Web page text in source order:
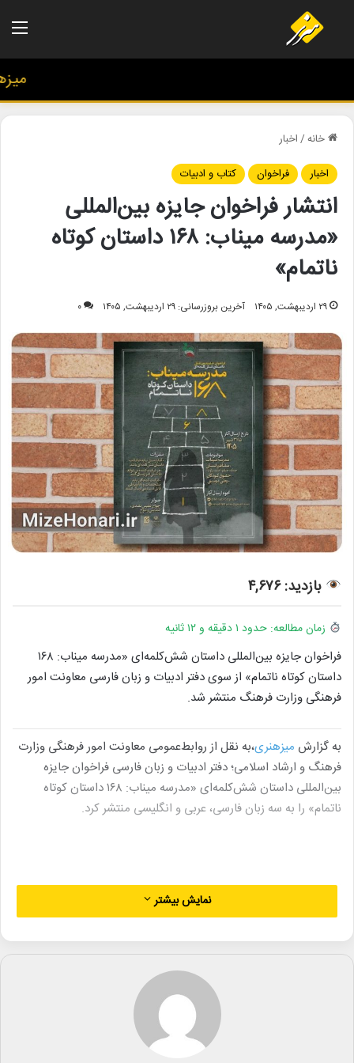
خانه/اخبار
اخبار
فراخوان کتاب و ادبیات
انتشار فراخوان جایزه بین‌المللی
«مدرسه میناب: ۱۶۸ داستان کوتاه
ناتمام»
۲۹ اردیبهشت, ۱۴۰۵ آخرین بروزرسانی: ۲۹ اردیبهشت, ۱۴۰۵ ۰
بازدید: ۴,۶۷۶
زمان مطالعه: حدود ۱ دقیقه و ۱۲ ثانیه
فراخوان جایزه بین‌المللی داستان شش‌کلمه‌ای «مدرسه میناب: ۱۶۸
داستان کوتاه ناتمام» از سوی دفتر ادبیات و زبان فارسی معاونت امور
فرهنگی وزارت فرهنگ منتشر شد.
به گزارش میزهنری،به نقل از روابط‌عمومی معاونت امور فرهنگی وزارت
فرهنگ و ارشاد اسلامی؛ دفتر ادبیات و زبان فارسی فراخوان جایزه
بین‌المللی داستان شش‌کلمه‌ای «مدرسه میناب: ۱۶۸ داستان کوتاه
ناتمام» را به سه زبان فارسی، عربی و انگلیسی منتشر کرد.
این رویداد ادبی با هدف ترویج خلاقیت در روایت‌های بسیار کوتاه و
فراهم‌کردن بستری برای بیان مفاهیم انسانی از دریچه‌ای موجز و اثرگذار
ناتمام» از نویسندگان، علاقه‌مندان ادبیات و روایت‌‌نویسان دعوت
می‌کند تا در این جایزه شرکت کنند.
در این جایزه، آثاری داوری می‌شود که در قالب «داستان شش‌کلمه‌ای»
نمایش بیشتر